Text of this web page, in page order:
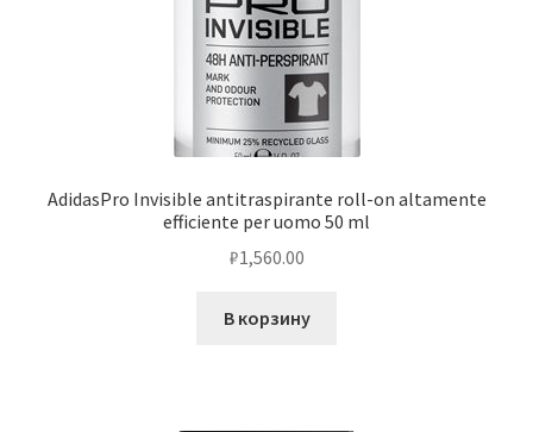
AdidasPro Invisible antitraspirante roll-on altamente
efficiente per uomo 50 ml
₽1,560.00
В корзину